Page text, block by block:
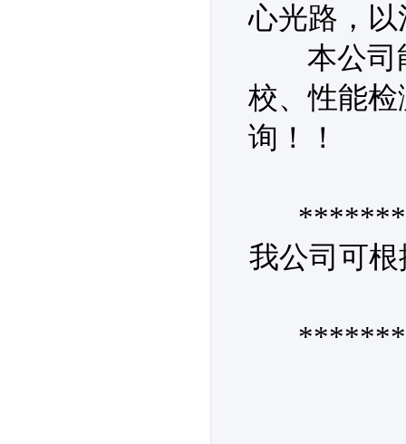
心光路，
本公司能
校、性能
询！！
我公司可